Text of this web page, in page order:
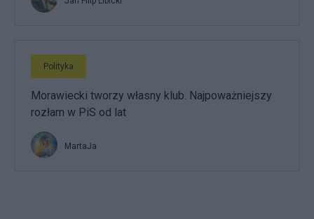
Polityka
Morawiecki tworzy własny klub. Najpoważniejszy
rozłam w PiS od lat
MartaJa